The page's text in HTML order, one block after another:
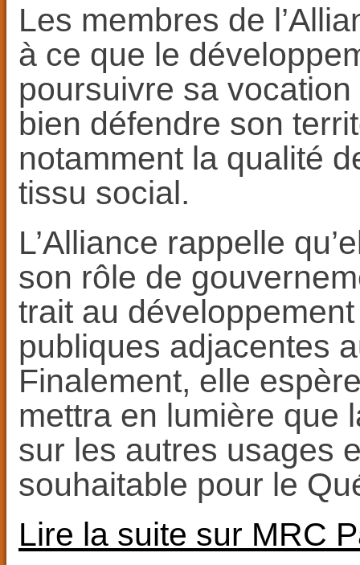
Les membres de
à ce que le
poursuivre sa
bien défendre son
notamment la qualité
tissu social.
L’Alliance rappelle
son rôle de
trait au
publiques adjacentes
Finalement, elle
mettra en lumière que
sur les autres usages
souhaitable pour le
Lire la suite sur MRC